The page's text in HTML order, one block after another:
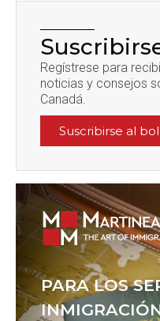
Regístrese para
noticias y consejos
Canadá.
Suscribirse al
PARA LOS